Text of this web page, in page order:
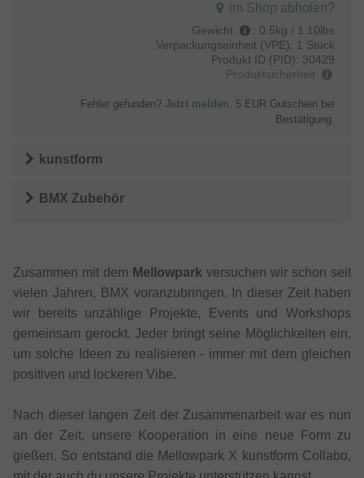
im Shop abholen?
Gewicht : 0.5kg / 1.10lbs
Verpackungseinheit (VPE): 1 Stück
Produkt ID (PID): 30429
Produktsicherheit
Fehler gefunden? Jetzt melden. 5 EUR Gutschein bei
Bestätigung.
kunstform
BMX Zubehör
Zusammen mit dem Mellowpark versuchen wir schon seit
vielen Jahren, BMX voranzubringen. In dieser Zeit haben
wir bereits unzählige Projekte, Events und Workshops
gemeinsam gerockt. Jeder bringt seine Möglichkeiten ein,
um solche Ideen zu realisieren - immer mit dem gleichen
positiven und lockeren Vibe.
Nach dieser langen Zeit der Zusammenarbeit war es nun
an der Zeit, unsere Kooperation in eine neue Form zu
gießen. So entstand die Mellowpark X kunstform Collabo,